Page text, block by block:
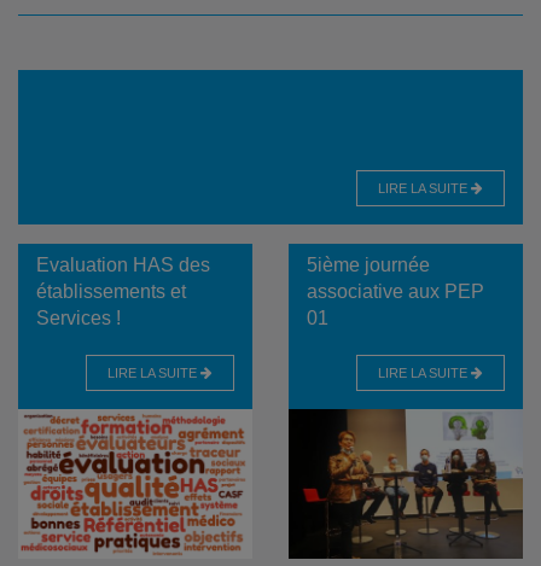
LIRE LA SUITE
Evaluation HAS des
établissements et
Services !
LIRE LA SUITE
5ième journée
associative aux PEP
01
LIRE LA SUITE